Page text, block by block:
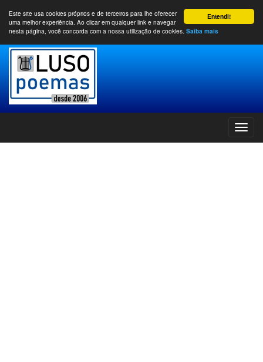
Entendi!
Este site usa cookies próprios e de terceiros para lhe oferecer
uma melhor experiência. Ao clicar em qualquer link e navegar
nesta página, você concorda com a nossa utilização de cookies. Saiba mais